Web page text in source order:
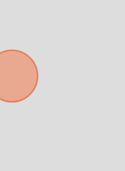
más rápido